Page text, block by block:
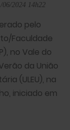
2024 14h22
pelo
Faculdade
no Vale do
da União
(ULEU), na
iniciado em